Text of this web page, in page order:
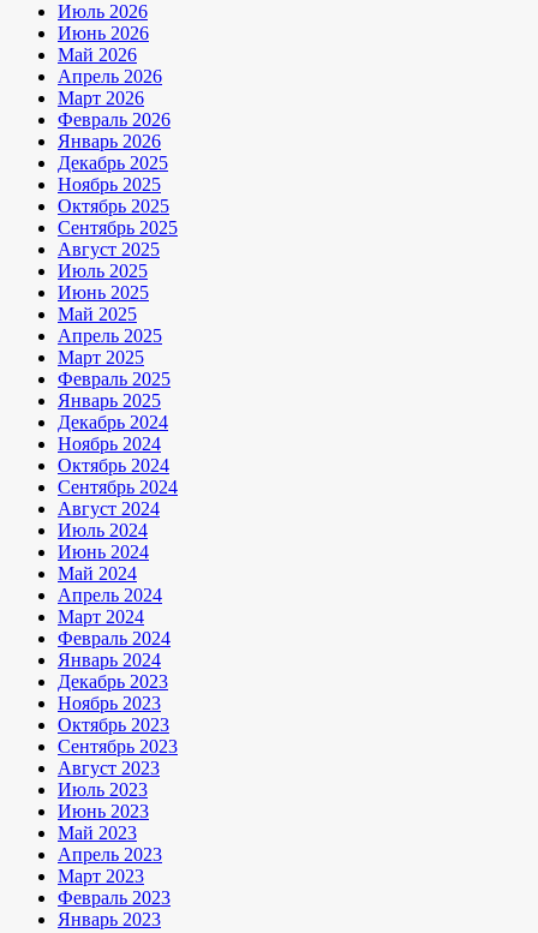
Июль 2026
Июнь 2026
Май 2026
Апрель 2026
Март 2026
Февраль 2026
Январь 2026
Декабрь 2025
Ноябрь 2025
Октябрь 2025
Сентябрь 2025
Август 2025
Июль 2025
Июнь 2025
Май 2025
Апрель 2025
Март 2025
Февраль 2025
Январь 2025
Декабрь 2024
Ноябрь 2024
Октябрь 2024
Сентябрь 2024
Август 2024
Июль 2024
Июнь 2024
Май 2024
Апрель 2024
Март 2024
Февраль 2024
Январь 2024
Декабрь 2023
Ноябрь 2023
Октябрь 2023
Сентябрь 2023
Август 2023
Июль 2023
Июнь 2023
Май 2023
Апрель 2023
Март 2023
Февраль 2023
Январь 2023